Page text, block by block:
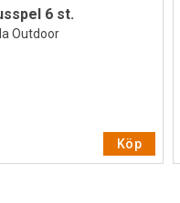
6 st.
Outdoor
Köp